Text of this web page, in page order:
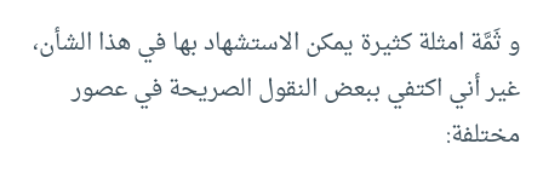
و ثَمَّة امثلة كثيرة يمكن الاستشهاد بها في هذا الشأن،
غير أني اكتفي ببعض النقول الصريحة في عصور
مختلفة: